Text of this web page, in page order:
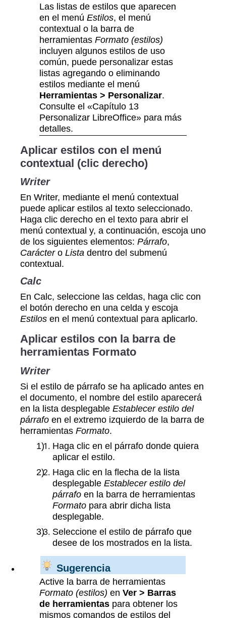
Las listas de estilos que aparecen
en el menú Estilos, el menú
contextual o la barra de
herramientas Formato (estilos)
incluyen algunos estilos de uso
común, puede personalizar estas
listas agregando o eliminando
estilos mediante el menú
Herramientas > Personalizar.
Consulte el «Capítulo 13
Personalizar LibreOffice» para más
detalles.
Aplicar estilos con el menú
contextual (clic derecho)
Writer
En Writer, mediante el menú contextual
puede aplicar estilos al texto seleccionado.
Haga clic derecho en el texto para abrir el
menú contextual y, a continuación, escoja uno
de los siguientes elementos: Párrafo,
Caráctero Lista dentro del submenú
contextual.
Calc
En Calc, seleccione las celdas, haga clic con
el botón derecho en una celda y escoja
Estilos en el menú contextual para aplicarlo.
Aplicar estilos con la barra de
herramientas Formato
Writer
Si el estilo de párrafo se ha aplicado antes en
el documento, el nombre del estilo aparecerá
en la lista desplegable Establecer estilo del
párrafo en el extremo izquierdo de la barra de
herramientas Formato.
Haga clic en el párrafo donde quiera
aplicar el estilo.
Haga clic en la flecha de la lista
desplegable Establecer estilo del
párrafo en la barra de herramientas
Formato para abrir dicha lista
desplegable.
Seleccione el estilo de párrafo que
desee de los mostrados en la lista.
Sugerencia
Active la barra de herramientas
Formato (estilos) en Ver > Barras
de herramientaspara obtener los
mismos comandos de estilos del